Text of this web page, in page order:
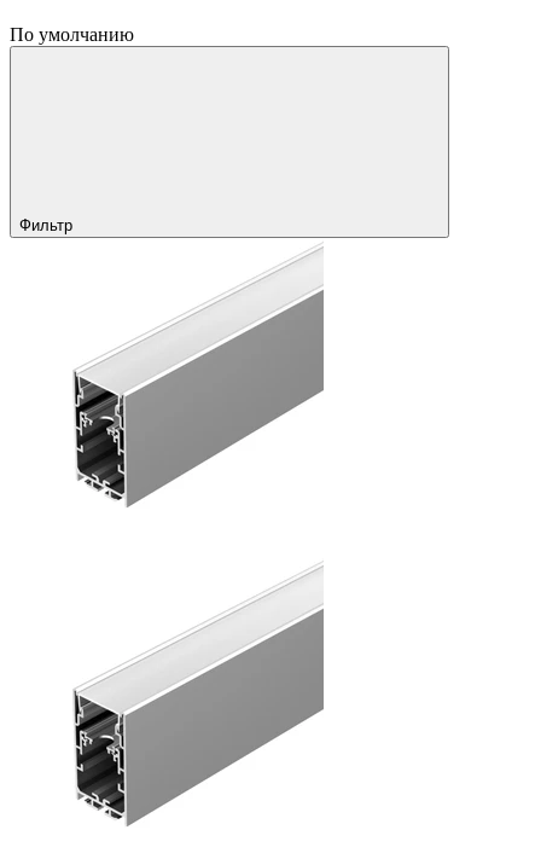
По умолчанию
Фильтр